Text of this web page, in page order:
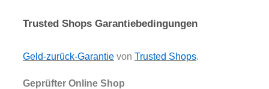
Trusted Shops Garantiebedingungen
Geld-zurück-Garantie von Trusted Shops.
Geprüfter Online Shop